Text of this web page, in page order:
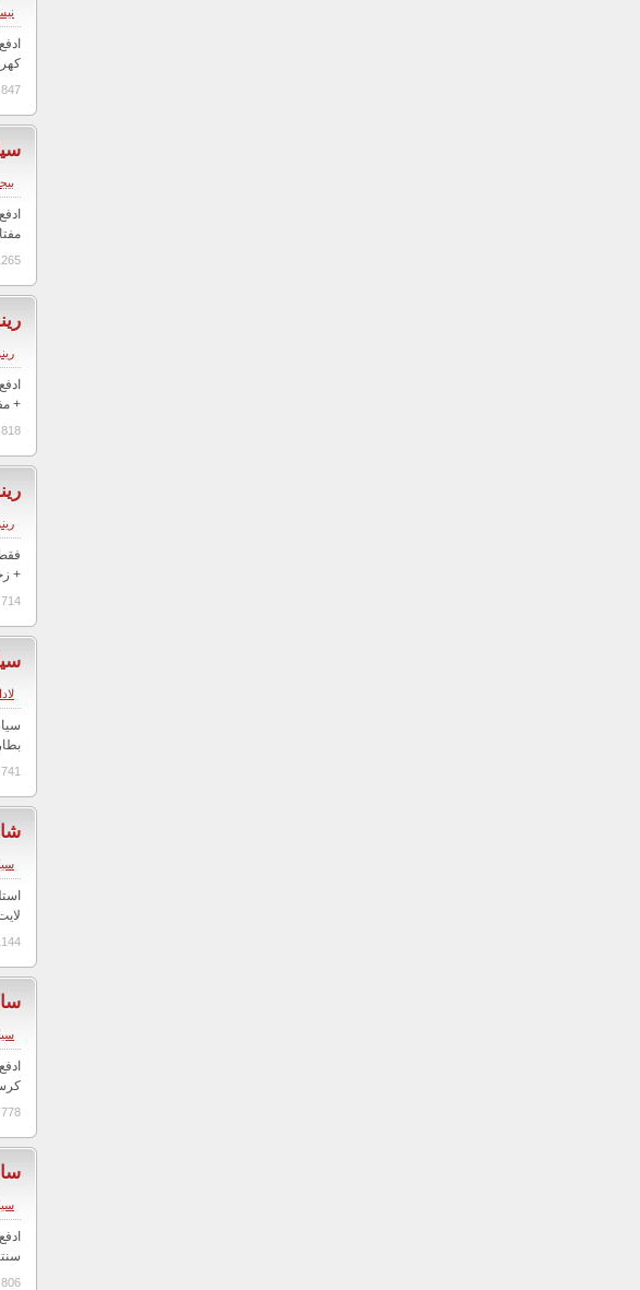
847 مجموع المشاهدات, 0 اليوم
سيارة
1265 مجموع المشاهدات,
+
818 مجموع المشاهدات, 0 اليوم
+
714 مجموع المشاهدات, 0 اليوم
لادا
بطارية
741 مجموع المشاهدات, 0 اليوم
1144 مجموع المشاهدات,
كرسى
778 مجموع المشاهدات, 0 اليوم
806 مجموع المشاهدات, 0 اليوم